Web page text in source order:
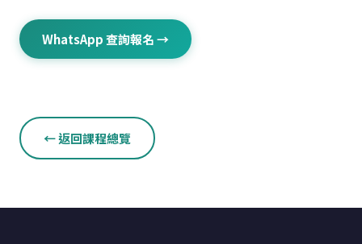
WhatsApp 查詢報名 →
← 返回課程總覽